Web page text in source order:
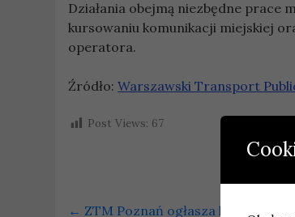
Działania obejmą niezbędne
kursowaniu komunikacji miejskiej
operatora.
Źródło:Warszawski Transport
Post Views: 67
← ZTM Poznań ogłasza konkurs